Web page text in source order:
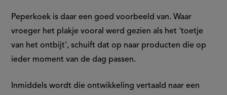
Peperkoek is daar een goed voorbeeld van. Waar
vroeger het plakje vooral werd gezien als het 'toetje
van het ontbijt', schuift dat op naar producten die op
ieder moment van de dag passen.
Inmiddels wordt die ontwikkeling vertaald naar een